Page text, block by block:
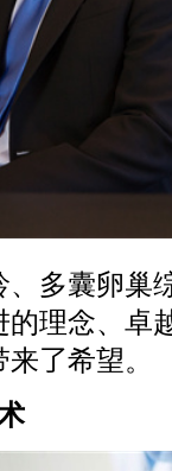
多囊卵巢
理念、卓
了希望。